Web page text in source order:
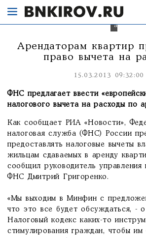
в
аренду.
Арендаторам квартир
право вычета на
15.03.2013 09:32:00
ФНС предлагает ввести
налогового вычета на расходы по
Как сообщает РИА «Новости»,
налоговая служба (ФНС) России
предоставлять налоговые вычеты
жильцам сдаваемых в аренду
сообщил руководитель управления
ФНС Дмитрий Григоренко.
«Мы выходим в Минфин с
что это все будет обсуждаться, - о
Налоговый кодекс каких-то
стимулирования граждан, чтобы им